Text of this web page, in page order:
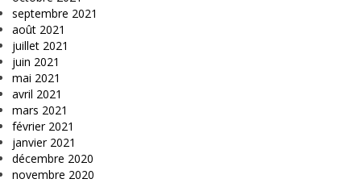
septembre 2021
août 2021
juillet 2021
juin 2021
mai 2021
avril 2021
mars 2021
février 2021
janvier 2021
décembre 2020
novembre 2020